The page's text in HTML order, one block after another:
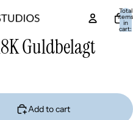
Total
items
in
cart:
Guldbelagt
Add to cart